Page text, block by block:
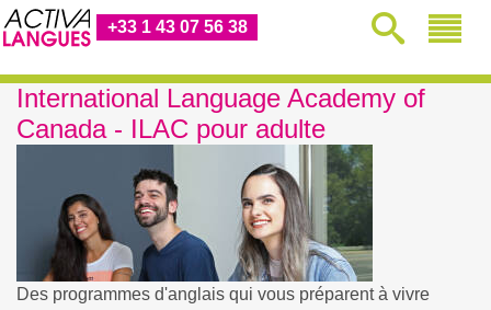
+33 1 43 07 56 38
International Language Academy of
Canada - ILAC pour adulte
Des programmes d'anglais qui vous préparent à vivre